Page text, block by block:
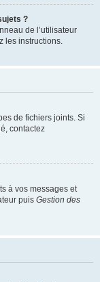
?
de l’utilisateur
les instructions.
de fichiers joints. Si
contactez
à vos messages et
puis Gestion des